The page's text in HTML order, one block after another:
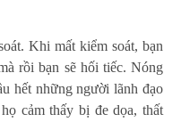
Khi mất kiểm soát, bạn
rồi bạn sẽ hối tiếc. Nóng
hết những người lãnh đạo
cảm thấy bị đe dọa, thất